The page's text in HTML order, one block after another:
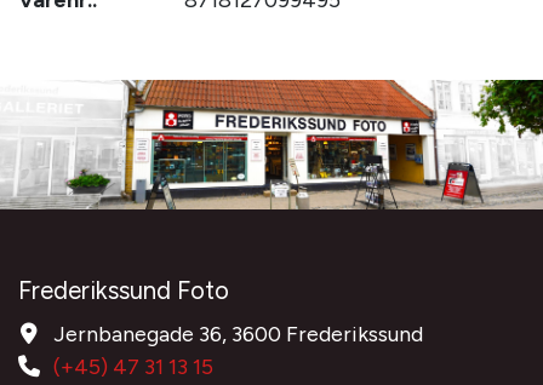
Frederikssund Foto
Jernbanegade 36, 3600 Frederikssund
(+45) 47 31 13 15